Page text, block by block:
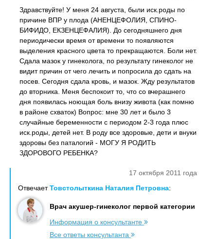
Здравствуйте! У меня 24 августа, были иск.роды по
причине ВПР у плода (АНЕНЦЕФОЛИЯ, СПИНО-
БИФИДО, ЕКЗЕНЦЕФАЛИЯ). До сегодняшнего дня
периодически время от времени то появляются
выделения красного цвета то прекращаются. Боли нет.
Сдала мазок у гинеколога, по результату гинеколог не
видит причин от чего лечить и попросила до сдать на
посев. Сегодня сдала кровь, и мазок. Жду результатов
до вторника. Меня беспокоит то, что со вчерашнего
дня появилась ноющая боль внизу живота (как помню
в районе схваток) Вопрос: мне 30 лет и было 3
случайные беременности с периодом 2-3 года плюс
иск.роды, детей нет. В роду все здоровые, дети и внуки
здоровы без паталогий - МОГУ Я РОДИТЬ
ЗДОРОВОГО РЕБЕНКА?
17 октября 2011 года
ОтвечаетТовстолыткина Наталия Петровна:
Врач акушер-гинеколог первой категории
Информация о консультанте
Все ответы консультанта